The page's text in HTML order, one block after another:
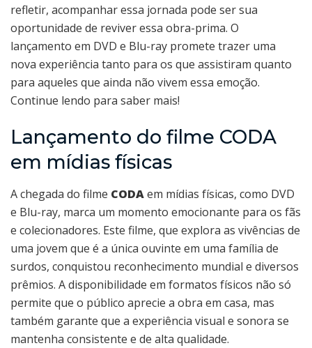
refletir, acompanhar essa jornada pode ser sua
oportunidade de reviver essa obra-prima. O
lançamento em DVD e Blu-ray promete trazer uma
nova experiência tanto para os que assistiram quanto
para aqueles que ainda não vivem essa emoção.
Continue lendo para saber mais!
Lançamento do filme CODA
em mídias físicas
A chegada do filme CODAem mídias físicas, como DVD
e Blu-ray, marca um momento emocionante para os fãs
e colecionadores. Este filme, que explora as vivências de
uma jovem que é a única ouvinte em uma família de
surdos, conquistou reconhecimento mundial e diversos
prêmios. A disponibilidade em formatos físicos não só
permite que o público aprecie a obra em casa, mas
também garante que a experiência visual e sonora se
mantenha consistente e de alta qualidade.